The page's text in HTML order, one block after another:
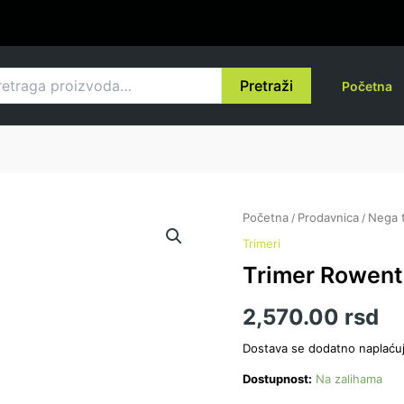
Pretraži Početna
Početna/ Prodavnica/ Nega
Trimeri
Trimer
2,570.00 rsd
Dostava se dodatno
Dostupnost: Na zalihama
Trimer
TN3011
količina